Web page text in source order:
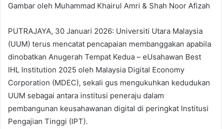
Gambar oleh Muhammad Khairul Amri & Shah Noor Afizah
PUTRAJAYA, 30 Januari 2026: Universiti Utara Malaysia
(UUM) terus mencatat pencapaian membanggakan apabila
dinobatkan Anugerah Tempat Kedua – eUsahawan Best
IHL Institution 2025 oleh Malaysia Digital Economy
Corporation (MDEC), sekali gus mengukuhkan kedudukan
UUM sebagai antara institusi peneraju dalam
pembangunan keusahawanan digital di peringkat Institusi
Pengajian Tinggi (IPT).